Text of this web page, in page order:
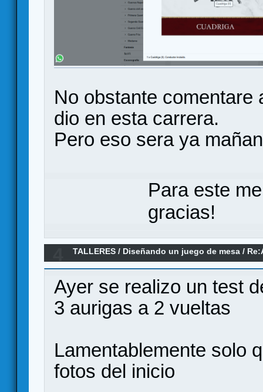
No obstante comentare
dio en esta carrera.
Pero eso sera ya
Para este
gracias!
TALLERES / Diseñando un juego de mesa /
Ayer se realizo un test
3 aurigas a 2 vueltas
Lamentablemente solo
fotos del inicio